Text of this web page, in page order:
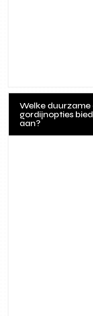
Welke
gordijnopties
aan?